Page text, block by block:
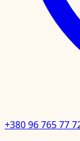
+380 96 765 77